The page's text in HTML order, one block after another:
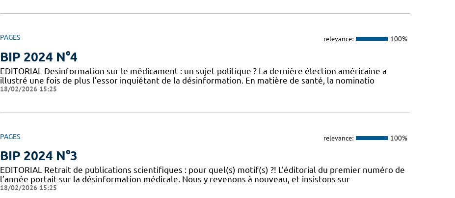
PAGES relevance: 100%
BIP 2024 N°4
EDITORIAL Desinformation sur le médicament : un sujet politique ? La dernière élection américaine a
illustré une fois de plus l’essor inquiétant de la désinformation. En matière de santé, la nominatio
18/02/2026 15:25
PAGES relevance: 100%
BIP 2024 N°3
EDITORIAL Retrait de publications scientifiques : pour quel(s) motif(s) ?! L’éditorial du premier numéro de
l’année portait sur la désinformation médicale. Nous y revenons à nouveau, et insistons sur
18/02/2026 15:25